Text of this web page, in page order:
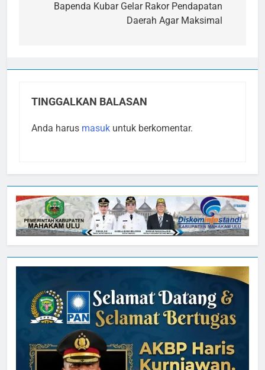
Bapenda Kubar Gelar Rakor Pendapatan
Daerah Agar Maksimal
TINGGALKAN BALASAN
Anda harus masuk untuk berkomentar.